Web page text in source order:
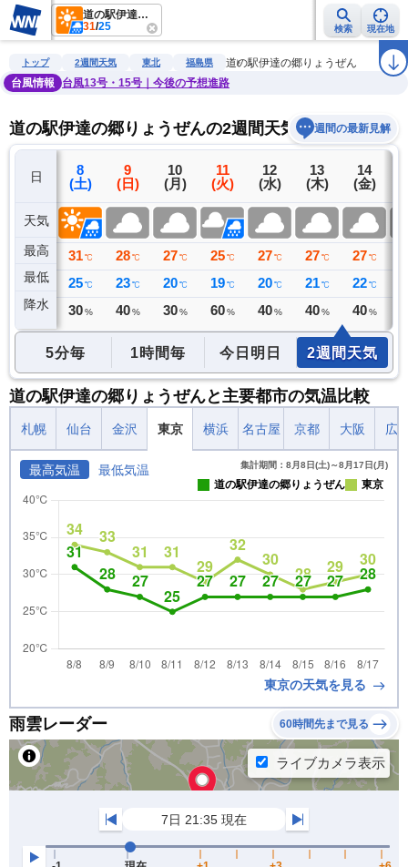
道の駅伊達の郷りょうぜん
31/25 検索 現在地
雨雲レーダー 台風情報 地震情報 警報・注意報 2週間天気 ラ
トップ 2週間天気 東北 福島県
道の駅伊達の郷りょうぜん
台風情報
台風13号・15号｜今後の予想進路
道の駅伊達の郷りょうぜんの2週間天気予報週間の最新見解
日
天気
最高
最低
降水
7
(金)
36 ℃
25 ℃
0 ミリ
8
(土)
31 ℃
25 ℃
30 %
9
(日)
28 ℃
23 ℃
40 %
10
(月)
27 ℃
20 ℃
30 %
11
(火)
25 ℃
19 ℃
60 %
12
(水)
27 ℃
20 ℃
40 %
13
(木)
27 ℃
21 ℃
40 %
14
(金)
27 ℃
22 ℃
40 %
5分毎 1時間毎 今日明日 2週間天気
道の駅伊達の郷りょうぜんと主要都市の気温比較
札幌 仙台 金沢 東京 横浜 名古屋 京都 大阪 広
最高気温 最低気温 集計期間：8月8日(土)～8月17日(月)
道の駅伊達の郷りょうぜん 東京
東京の天気を見る
雨雲レーダー 60時間先まで見る